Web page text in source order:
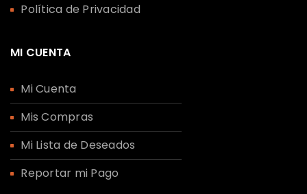
Política de Privacidad
MI CUENTA
Mi Cuenta
Mis Compras
Mi Lista de Deseados
Reportar mi Pago